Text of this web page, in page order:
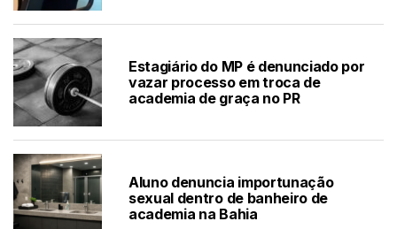
Estagiário do MP é denunciado por
vazar processo em troca de
academia de graça no PR
Aluno denuncia importunação
sexual dentro de banheiro de
academia na Bahia